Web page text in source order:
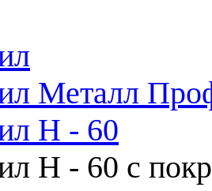
Металл
H - 60
H - 60 с